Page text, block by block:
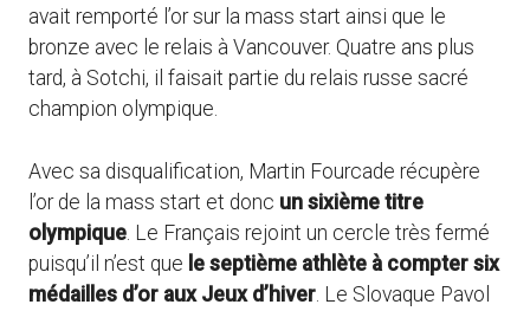
avait remporté l’or sur la mass start ainsi que le
bronze avec le relais à Vancouver. Quatre ans plus
tard, à Sotchi, il faisait partie du relais russe sacré
champion olympique.
Avec sa disqualification, Martin Fourcade récupère
l’or de la mass start et donc un sixième titre
olympique . Le Français rejoint un cercle très fermé
puisqu’il n’est que le septième athlète à compter six
médailles d’or aux Jeux d’hiver . Le Slovaque Pavol